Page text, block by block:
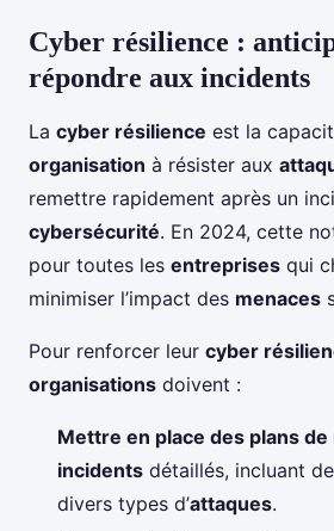
Cyber résilience :
répondre aux incidents
La cyber résilience est la
organisation à résister aux
remettre rapidement après un
cybersécurité. En 2024, cette
pour toutes les entreprises qui
minimiser l’impact des menaces
Pour renforcer leur cyber
organisations doivent :
Mettre en place des plans
incidents détaillés, incluant
divers types d’attaques.